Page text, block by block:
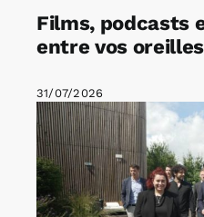
Films, podcasts
entre vos
31/07/2026